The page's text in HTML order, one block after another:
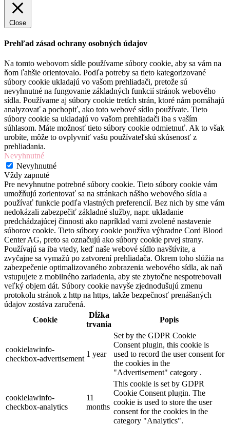
Close
Prehľad zásad ochrany osobných údajov
Na tomto webovom sídle používame súbory cookie, aby sa vám na
ňom ľahšie orientovalo. Podľa potreby sa tieto kategorizované
súbory cookie ukladajú vo vašom prehliadači, pretože sú
nevyhnutné na fungovanie základných funkcií stránok webového
sídla. Používame aj súbory cookie tretích strán, ktoré nám pomáhajú
analyzovať a pochopiť, ako toto webové sídlo používate. Tieto
súbory cookie sa ukladajú vo vašom prehliadači iba s vaším
súhlasom. Máte možnosť tieto súbory cookie odmietnuť. Ak to však
urobíte, môže to ovplyvniť vašu používateľskú skúsenosť z
prehliadania.
Nevyhnutné
Nevyhnutné
Vždy zapnuté
Pre nevyhnutne potrebné súbory cookie. Tieto súbory cookie vám
umožňujú zorientovať sa na stránkach nášho webového sídla a
používať funkcie podľa vlastných preferencií. Bez nich by sme vám
nedokázali zabezpečiť základné služby, napr. ukladanie
predchádzajúcej činnosti ako napríklad vami zvolené nastavenie
súborov cookie. Tieto súbory cookie používa výhradne Cord Blood
Center AG, preto sa označujú ako súbory cookie prvej strany.
Používajú sa iba vtedy, keď naše webové sídlo navštívite, a
zvyčajne sa vymažú po zatvorení prehliadača. Okrem toho slúžia na
zabezpečenie optimalizovaného zobrazenia webového sídla, ak naň
vstupujete z mobilného zariadenia, aby ste zbytočne nespotrebovali
veľký objem dát. Súbory cookie navyše zjednodušujú zmenu
protokolu stránok z http na https, takže bezpečnosť prenášaných
údajov zostáva zaručená.
Cookie
Dĺžka
trvania
Popis
cookielawinfo-
checkbox-advertisement
1 year
Set by the GDPR Cookie
Consent plugin, this cookie is
used to record the user consent for
the cookies in the
"Advertisement" category .
cookielawinfo-
checkbox-analytics
11
months
This cookie is set by GDPR
Cookie Consent plugin. The
cookie is used to store the user
consent for the cookies in the
category "Analytics".